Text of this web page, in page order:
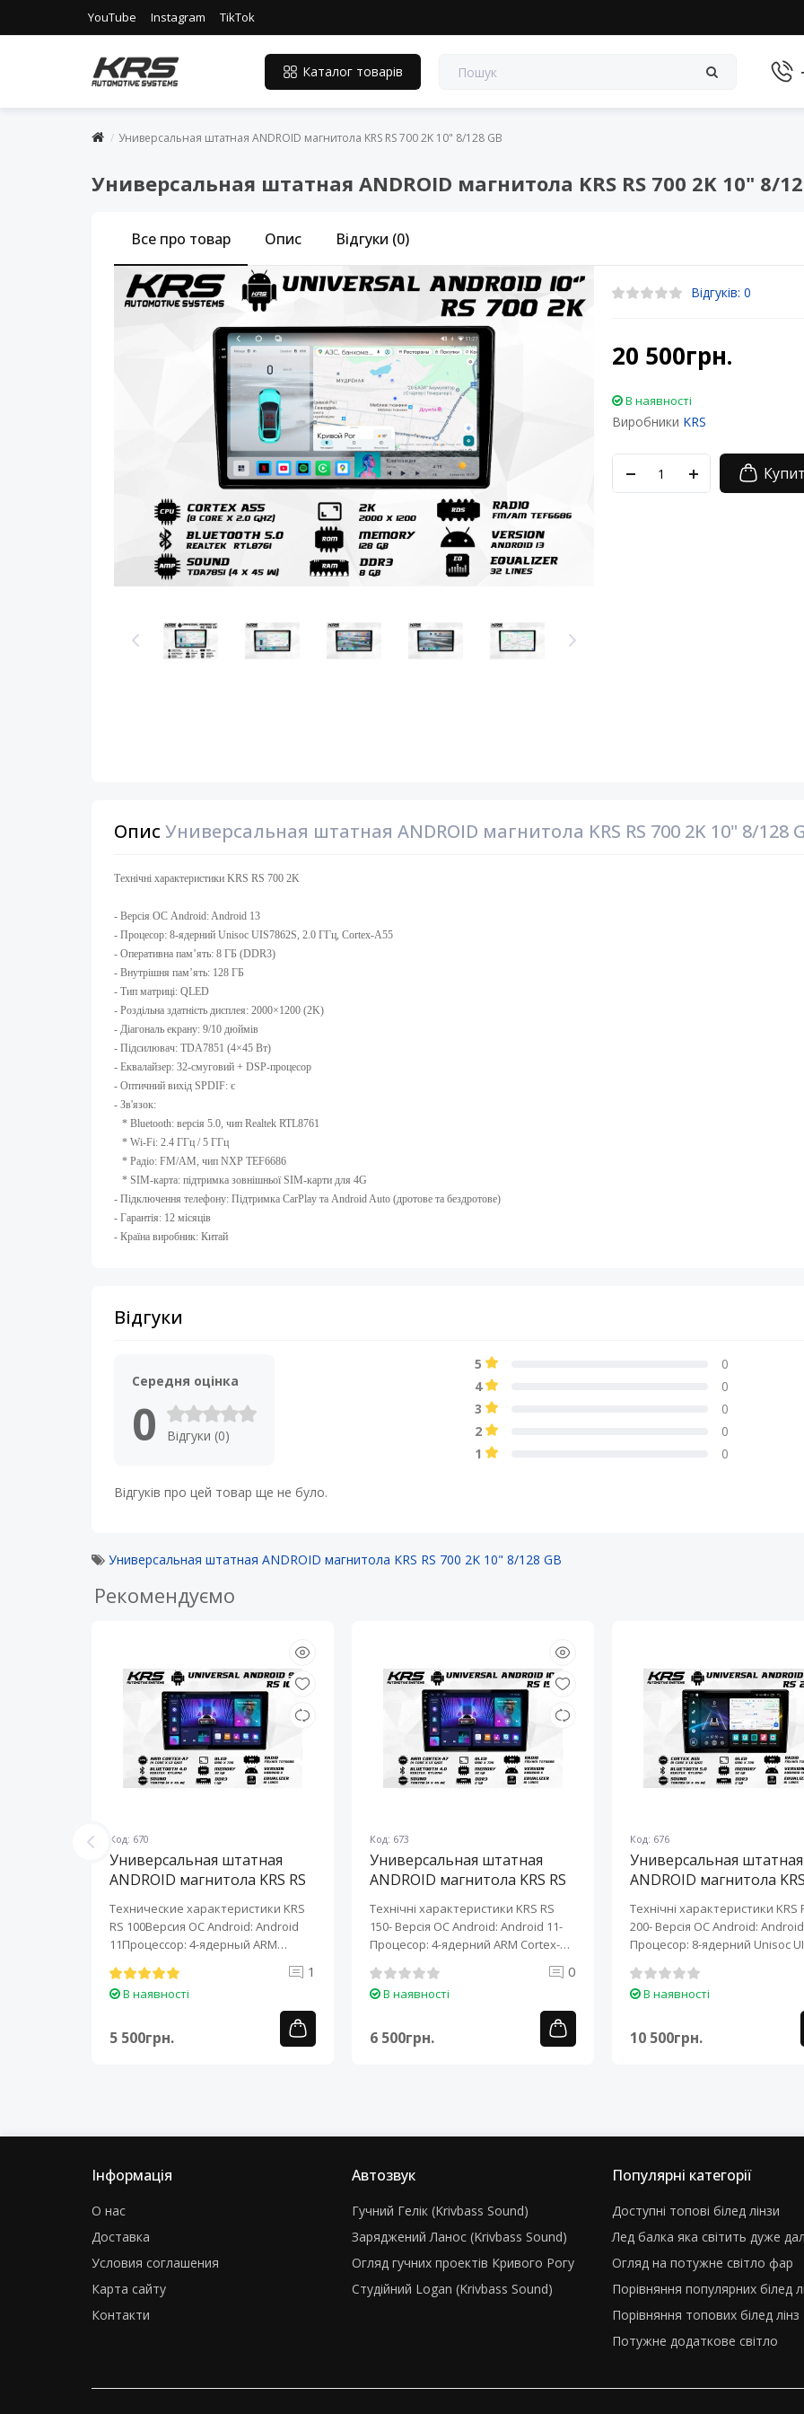
YouTube Instagram TikTok
Каталог товарів
Универсальная штатная ANDROID магнитола KRS RS 700 2K 10" 8/128 GB
Универсальная штатная ANDROID магнитола KRS RS 700 2K 10" 8/
Все про товар Опис Відгуки (0)
Відгуків: 0
20 500грн.
В наявності
Виробники KRS
Опис Универсальная штатная ANDROID магнитола KRS RS 700 2K 10" 8/128
Технічні характеристики KRS RS 700 2K
- Версія ОС Android: Android 13 ​
- Процесор: 8-ядерний Unisoc UIS7862S, 2.0 ГГц, Cortex-A55
- Оперативна памʼять: 8 ГБ (DDR3)
- Внутрішня памʼять: 128 ГБ ​
- Тип матриці: QLED ​
- Роздільна здатність дисплея: 2000×1200 (2K)
- Діагональ екрану: 9/10 дюймів ​
- Підсилювач: TDA7851 (4×45 Вт) ​
- Еквалайзер: 32-смуговий + DSP-процесор
- Оптичний вихід SPDIF: є
- Зв'язок:
* Bluetooth: версія 5.0, чип Realtek RTL8761
* Wi-Fi: 2.4 ГГц / 5 ГГц
* Радіо: FM/AM, чип NXP TEF6686
* SIM-карта: підтримка зовнішньої SIM-карти для 4G
- Підключення телефону: Підтримка CarPlay та Android Auto (дротове та бездротове)​
- Гарантія: 12 місяців
- Країна виробник: Китай
Відгуки
Середня оцінка
0 Відгуки (0)
5
0
4
0
3
0
2
0
1
0
Відгуків про цей товар ще не було.
Универсальная штатная ANDROID магнитола KRS RS 700 2K 10" 8/128 GB
Рекомендуємо
Код: 670
Универсальная штатная
ANDROID магнитола KRS RS
Технические характеристики KRS
RS 100Версия ОС Android: Android
11Процессор: 4-ядерный ARM
1
В наявності
5 500грн.
Код: 673
Универсальная штатная
ANDROID магнитола KRS RS
Технічні характеристики KRS RS
150- Версія ОС Android: Android 11-
Процесор: 4-ядерний ARM Cortex-
0
В наявності
6 500грн.
Код: 676
Универсальная штатная
ANDROID магнитола
Технічні характеристики KRS
200- Версія ОС Android:
Процесор: 8-ядерний Unisoc
В наявності
10 500грн.
Інформація
О нас
Доставка
Условия соглашения
Карта сайту
Контакти
Автозвук
Гучний Гелік (Krivbass Sound)
Заряджений Ланос (Krivbass Sound)
Огляд гучних проектів Кривого Рогу
Студійний Logan (Krivbass Sound)
Популярні категорії
Доступні топові білед лінзи
Лед балка яка світить дуже
Огляд на потужне світло фар
Порівняння популярних білед
Порівняння топових білед лінз
Потужне додаткове світло